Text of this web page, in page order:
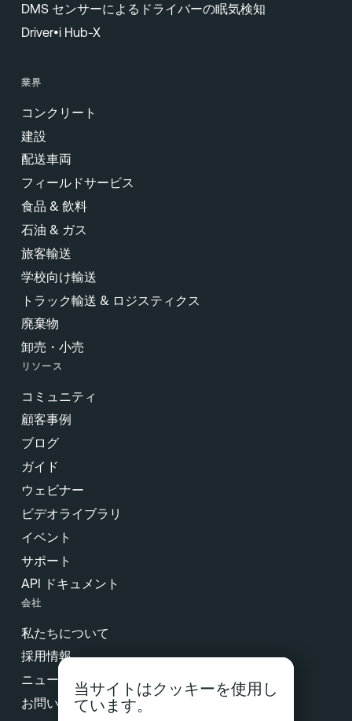
DMS センサーによるドライバーの眠気検知
Driver•i Hub-X
業界
コンクリート
建設
配送車両
フィールドサービス
食品 & 飲料
石油 & ガス
旅客輸送
学校向け輸送
トラック輸送 & ロジスティクス
廃棄物
卸売・小売
リソース
コミュニティ
顧客事例
ブログ
ガイド
ウェビナー
ビデオライブラリ
イベント
サポート
API ドキュメント
会社
私たちについて
採用情報
ニュース & プレス
お問い合わせ
当サイトはクッキーを使用し
ています。